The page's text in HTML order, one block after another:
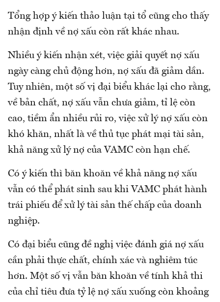
Tổng hợp ý kiến thảo luận tại tổ cũng cho thấy
nhận định về nợ xấu còn rất khác nhau.
Nhiều ý kiến nhận xét, việc giải quyết nợ xấu
ngày càng chủ động hơn, nợ xấu đã giảm dần.
Tuy nhiên, một số vị đại biểu khác lại cho rằng,
về bản chất, nợ xấu vẫn chưa giảm, tỉ lệ còn
cao, tiềm ẩn nhiều rủi ro, việc xử lý nợ xấu còn
khó khăn, nhất là về thủ tục phát mại tài sản,
khả năng xử lý nợ của VAMC còn hạn chế.
Có ý kiến thì băn khoăn về khả năng nợ xấu
vẫn có thể phát sinh sau khi VAMC phát hành
trái phiếu để xử lý tài sản thế chấp của doanh
nghiệp.
Có đại biểu cũng đề nghị việc đánh giá nợ xấu
cần phải thực chất, chính xác và nghiêm túc
hơn. Một số vị vẫn băn khoăn về tính khả thi
của chỉ tiêu đưa tỷ lệ nợ xấu xuống còn khoảng